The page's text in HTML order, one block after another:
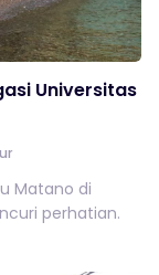
Universitas
Matano di
perhatian.